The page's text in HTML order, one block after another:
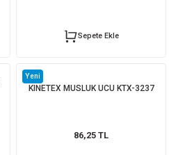
Sepete Ekle
Yeni
KINETEX MUSLUK UCU KTX-3237
86,25 TL